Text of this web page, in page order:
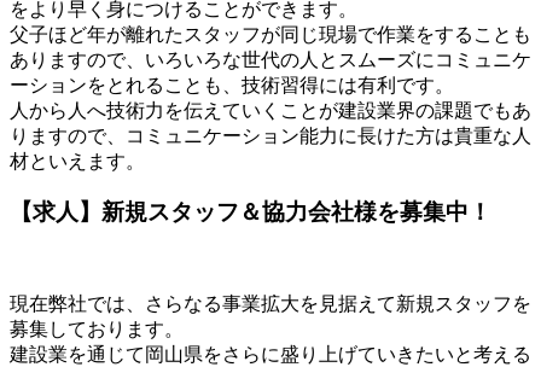
をより早く身につけることができます。
父子ほど年が離れたスタッフが同じ現場で作業をすることも
ありますので、いろいろな世代の人とスムーズにコミュニケ
ーションをとれることも、技術習得には有利です。
人から人へ技術力を伝えていくことが建設業界の課題でもあ
りますので、コミュニケーション能力に長けた方は貴重な人
材といえます。
【求人】新規スタッフ＆協力会社様を募集中！
現在弊社では、さらなる事業拡大を見据えて新規スタッフを
募集しております。
建設業を通じて岡山県をさらに盛り上げていきたいと考える